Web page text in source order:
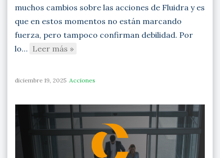
muchos cambios sobre las acciones de Fluidra y es
que en estos momentos no están marcando
fuerza, pero tampoco confirman debilidad. Por
lo… Leer más »
diciembre 19, 2025 Acciones